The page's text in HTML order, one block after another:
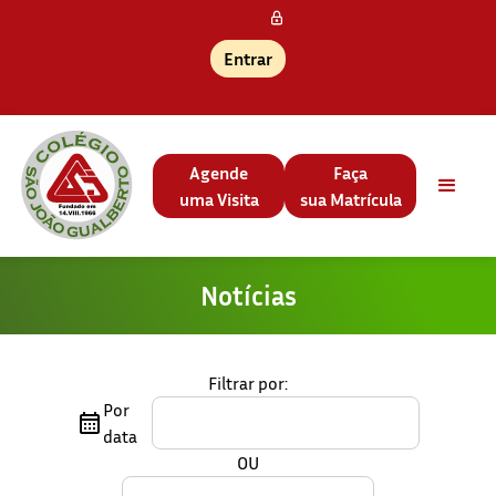
Entrar
Agende
uma Visita
Faça
sua Matrícula
Notícias
Filtrar por:
Por
data
OU